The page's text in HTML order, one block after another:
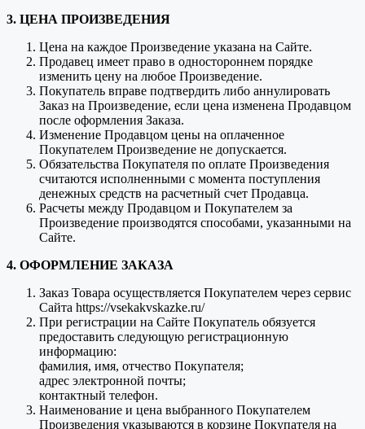
3. ЦЕНА ПРОИЗВЕДЕНИЯ
Цена на каждое Произведение указана на Сайте.
Продавец имеет право в одностороннем порядке
изменить цену на любое Произведение.
Покупатель вправе подтвердить либо аннулировать
Заказ на Произведение, если цена изменена Продавцом
после оформления Заказа.
Изменение Продавцом цены на оплаченное
Покупателем Произведение не допускается.
Обязательства Покупателя по оплате Произведения
считаются исполненными с момента поступления
денежных средств на расчетный счет Продавца.
Расчеты между Продавцом и Покупателем за
Произведение производятся способами, указанными на
Сайте.
4. ОФОРМЛЕНИЕ ЗАКАЗА
Заказ Товара осуществляется Покупателем через сервис
Сайта https://vsekakvskazke.ru/
При регистрации на Сайте Покупатель обязуется
предоставить следующую регистрационную
информацию:
фамилия, имя, отчество Покупателя;
адрес электронной почты;
контактный телефон.
Наименование и цена выбранного Покупателем
Произведения указываются в корзине Покупателя на